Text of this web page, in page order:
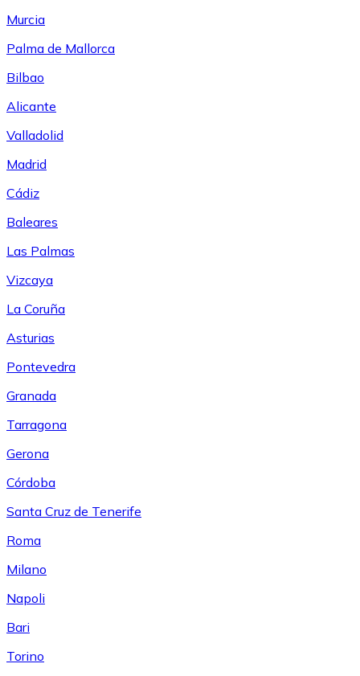
Murcia
Palma de Mallorca
Bilbao
Alicante
Valladolid
Madrid
Cádiz
Baleares
Las Palmas
Vizcaya
La Coruña
Asturias
Pontevedra
Granada
Tarragona
Gerona
Córdoba
Santa Cruz de Tenerife
Roma
Milano
Napoli
Bari
Torino